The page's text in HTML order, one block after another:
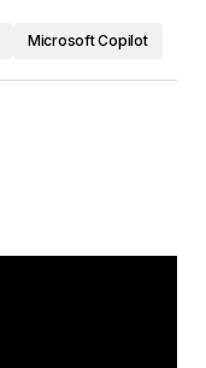
Microsoft Copilot